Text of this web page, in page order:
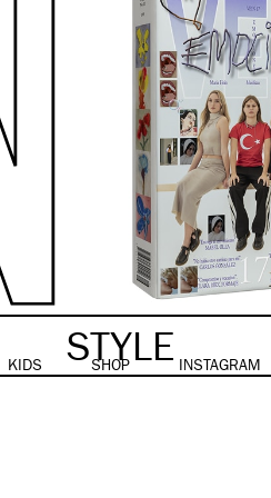
KIDS SHOP INSTAGRAM
STYLE